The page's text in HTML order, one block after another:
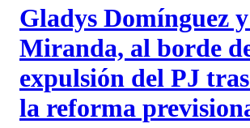
Gladys Domínguez
Miranda, al borde
expulsión del PJ
la reforma